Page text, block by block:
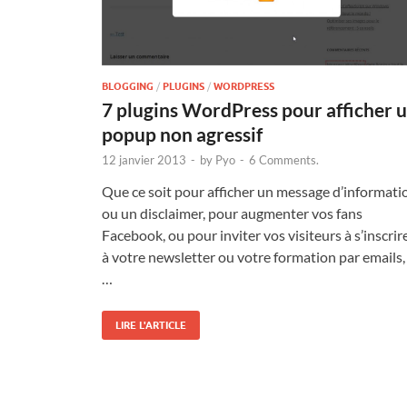
BLOGGING / PLUGINS / WORDPRESS
7 plugins WordPress pour afficher
popup non agressif
12 janvier 2013 - by Pyo - 6 Comments.
Que ce soit pour afficher un message
ou un disclaimer, pour augmenter vos fans
Facebook, ou pour inviter vos visiteurs à
à votre newsletter ou votre formation par emails,
…
LIRE L'ARTICLE